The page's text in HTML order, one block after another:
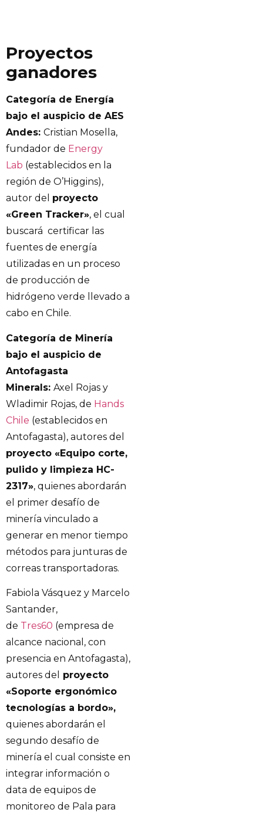
Proyectos
ganadores
Categoría de Energía
bajo el auspicio de AES
Andes: Cristian Mosella,
fundador de Energy
Lab (establecidos en la
región de O’Higgins),
autor del proyecto
«Green Tracker», el cual
buscará certificar las
fuentes de energía
utilizadas en un proceso
de producción de
hidrógeno verde llevado a
cabo en Chile.
Categoría de Minería
bajo el auspicio de
Antofagasta
Minerals: Axel Rojas y
Wladimir Rojas, de Hands
Chile (establecidos en
Antofagasta), autores del
proyecto «Equipo corte,
pulido y limpieza HC-
2317», quienes abordarán
el primer desafío de
minería vinculado a
generar en menor tiempo
métodos para junturas de
correas transportadoras.
Fabiola Vásquez y Marcelo
Santander,
de Tres60 (empresa de
alcance nacional, con
presencia en Antofagasta),
autores del
proyecto
«Soporte ergonómico
tecnologías a bordo»,
quienes abordarán el
segundo desafío de
minería el cual consiste en
integrar información o
data de equipos de
monitoreo de Pala para